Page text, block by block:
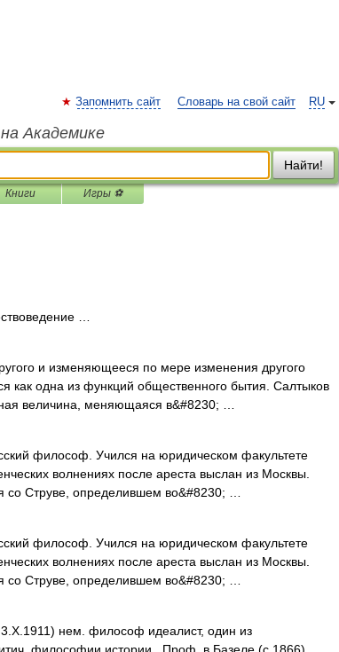
RU
Запомнить сайт Словарь на свой сайт
Академике
Найти!
Книги Игры ⚽
…
и изменяющееся по мере изменения другого
как одна из функций общественного бытия. Салтыков
величина, меняющаяся в&#8230; …
философ. Учился на юридическом факультете
волнениях после ареста выслан из Москвы.
Струве, определившем во&#8230; …
философ. Учился на юридическом факультете
волнениях после ареста выслан из Москвы.
Струве, определившем во&#8230; …
нем. философ идеалист, один из